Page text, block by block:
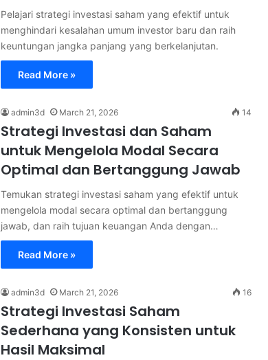
Pelajari strategi investasi saham yang efektif untuk
menghindari kesalahan umum investor baru dan raih
keuntungan jangka panjang yang berkelanjutan.
Read More »
admin3d March 21, 2026 14
Strategi Investasi dan Saham
untuk Mengelola Modal Secara
Optimal dan Bertanggung Jawab
Temukan strategi investasi saham yang efektif untuk
mengelola modal secara optimal dan bertanggung
jawab, dan raih tujuan keuangan Anda dengan…
Read More »
admin3d March 21, 2026 16
Strategi Investasi Saham
Sederhana yang Konsisten untuk
Hasil Maksimal